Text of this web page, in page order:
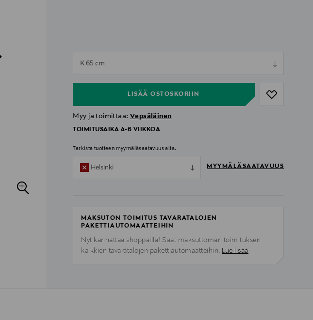
K 65 cm
LISÄÄ OSTOSKORIIN
null
Myy ja toimittaa: Vepsäläinen
TOIMITUSAIKA 4-6 VIIKKOA
Tarkista tuotteen myymäläsaatavuus alta.
Helsinki MYYMÄLÄSAATAVUUS
MAKSUTON TOIMITUS TAVARATALOJEN
PAKETTIAUTOMAATTEIHIN
Nyt kannattaa shoppailla! Saat maksuttoman toimituksen
kaikkien tavaratalojen pakettiautomaatteihin. Lue lisää